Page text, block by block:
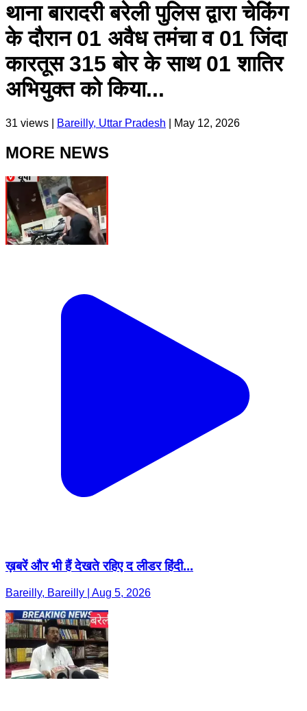
थाना बारादरी बरेली पुलिस द्वारा चेकिंग
के दौरान 01 अवैध तमंचा व 01 जिंदा
कारतूस 315 बोर के साथ 01 शातिर
अभियुक्त को किया...
31 views | Bareilly, Uttar Pradesh May 12, 2026
MORE NEWS
ख़बरें और भी हैं देखते रहिए द लीडर हिंदी...
Bareilly, Bareilly | Aug 5, 2026